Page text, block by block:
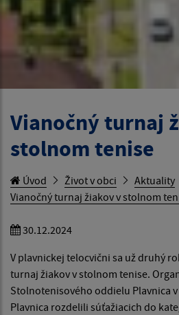
Vianočný turnaj
stolnom tenise
Úvod Život v obci
Aktuality
Vianočný turnaj žiakov v stolnom
30.12.2024
V plavnickej telocvični sa už druhý
turnaj žiakov v stolnom tenise.
Stolnotenisového oddielu Plavnica
Plavnica rozdelili súťažiacich do